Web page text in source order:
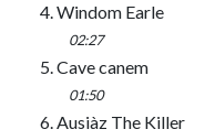
4. Windom Earle
02:27
5. Cave canem
01:50
6. Ausiàz The Killer